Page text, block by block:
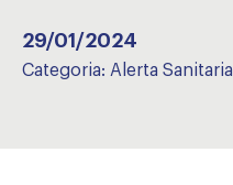
29/01/2024
Categoria: Alerta Sanitaria